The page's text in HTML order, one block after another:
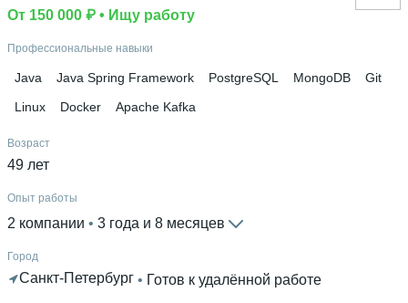
От 150 000 ₽ • Ищу работу
Профессиональные навыки
Java Java Spring Framework PostgreSQL MongoDB
Git
Linux
Docker Apache Kafka
Возраст
49 лет
Опыт работы
2 компании 3 года и 8 месяцев
Город
Санкт-Петербург • Готов к удалённой работе